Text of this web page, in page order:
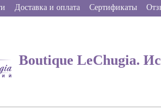
Доставка и оплата Сертификаты
Boutique LeChugia.